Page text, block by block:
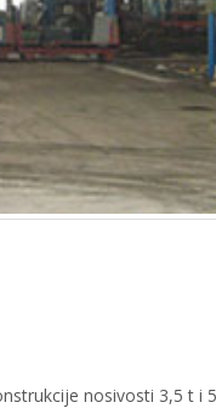
nosivosti 3,5 t i